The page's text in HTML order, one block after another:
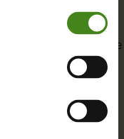
af kager, og
Alligevel gik der
Man kan jo ikke lade